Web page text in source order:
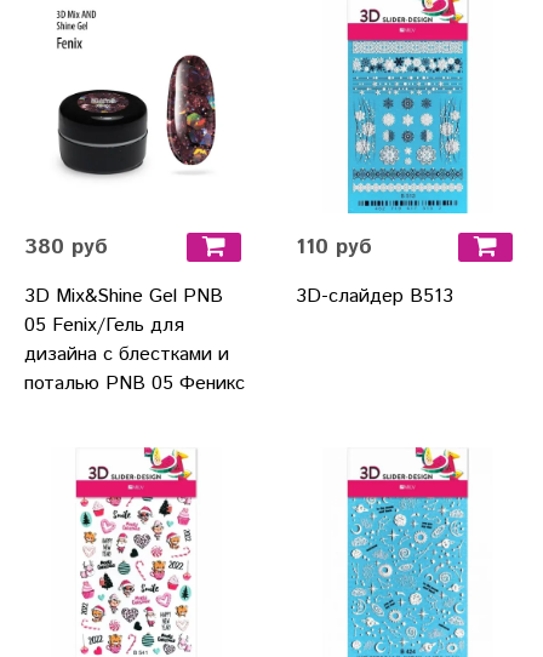
380 руб
3D Mix&Shine Gel PNB
05 Fenix/Гель для
дизайна с блестками и
поталью PNB 05 Феникс
110 руб
3D-слайдер B513